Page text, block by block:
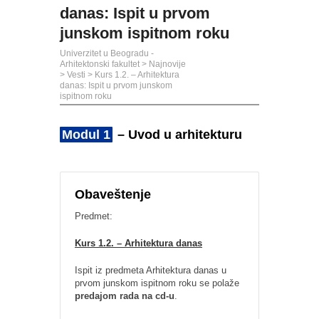
danas: Ispit u prvom
junskom ispitnom roku
Univerzitet u Beogradu -
Arhitektonski fakultet > Najnovije
> Vesti > Kurs 1.2. – Arhitektura
danas: Ispit u prvom junskom
ispitnom roku
Modul 1 – Uvod u arhitekturu
Obaveštenje
Predmet:
Kurs 1.2. – Arhitektura danas
Ispit iz predmeta Arhitektura danas u
prvom junskom ispitnom roku se polaže
predajom rada na cd-u.